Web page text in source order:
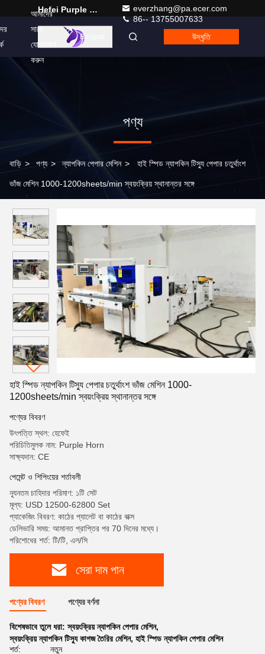
Hefei Purple Horn E-Commerce Co., Ltd.
everzhang@pa.ecer.com
86-- 13755007633
আমাদের
সাথে
যোগাযোগ
করুন
Bengali উদ্ধৃতি
পণ্য
বাড়ি > পণ্য > ন্যাপকিন পেপার মেশিন > হাই স্পিড ন্যাপকিন টিস্যু পেপার চতুর্থাংশ
ভাঁজ মেশিন 1000-1200sheets/min স্বয়ংক্রিয় স্থানান্তর সঙ্গে
হাই স্পিড ন্যাপকিন টিস্যু পেপার চতুর্থাংশ ভাঁজ মেশিন 1000-
1200sheets/min স্বয়ংক্রিয় স্থানান্তর সঙ্গে
পণ্যের বিবরণ
উৎপত্তি স্থল: হেফেই
পরিচিতিমুলক নাম: Purple Horn
সাক্ষ্যদান: CE
পেমেন্ট ও শিপিংয়ের শর্তাবলী
ন্যূনতম চাহিদার পরিমাণ: ১টি সেট
মূল্য: USD 12500-62800 Set
প্যাকেজিং বিবরণ: কাঠের প্যালেট বা কাঠের বাক্স
ডেলিভারি সময়: আমানত প্রাপ্তির পর 70 দিনের মধ্যে।
পরিশোধের শর্ত: টি/টি, এল/সি
সেরা দাম পান
পণ্যের বিবরণ পণ্যের বর্ণনা
বিশেষভাবে তুলে ধরা:স্বয়ংক্রিয় ন্যাপকিন পেপার মেশিন,
স্বয়ংক্রিয় ন্যাপকিন টিস্যু কাগজ তৈরির মেশিন, হাই স্পিড ন্যাপকিন পেপার মেশিন
শর্ত:
নতুন